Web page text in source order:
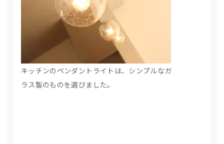
キッチンのペンダントライトは、シンプルなガ
ラス製のものを選びました。